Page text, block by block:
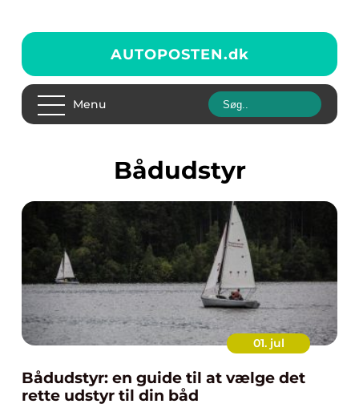
AUTOPOSTEN.dk
Menu
bådudstyr
01. jul
Bådudstyr: en guide til at vælge det
rette udstyr til din båd